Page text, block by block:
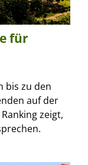
für
bis zu den
auf der
zeigt,